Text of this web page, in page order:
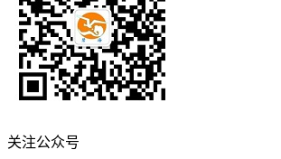
关注公众号